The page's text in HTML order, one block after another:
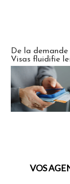
De la
Visas fluidifie
VOS